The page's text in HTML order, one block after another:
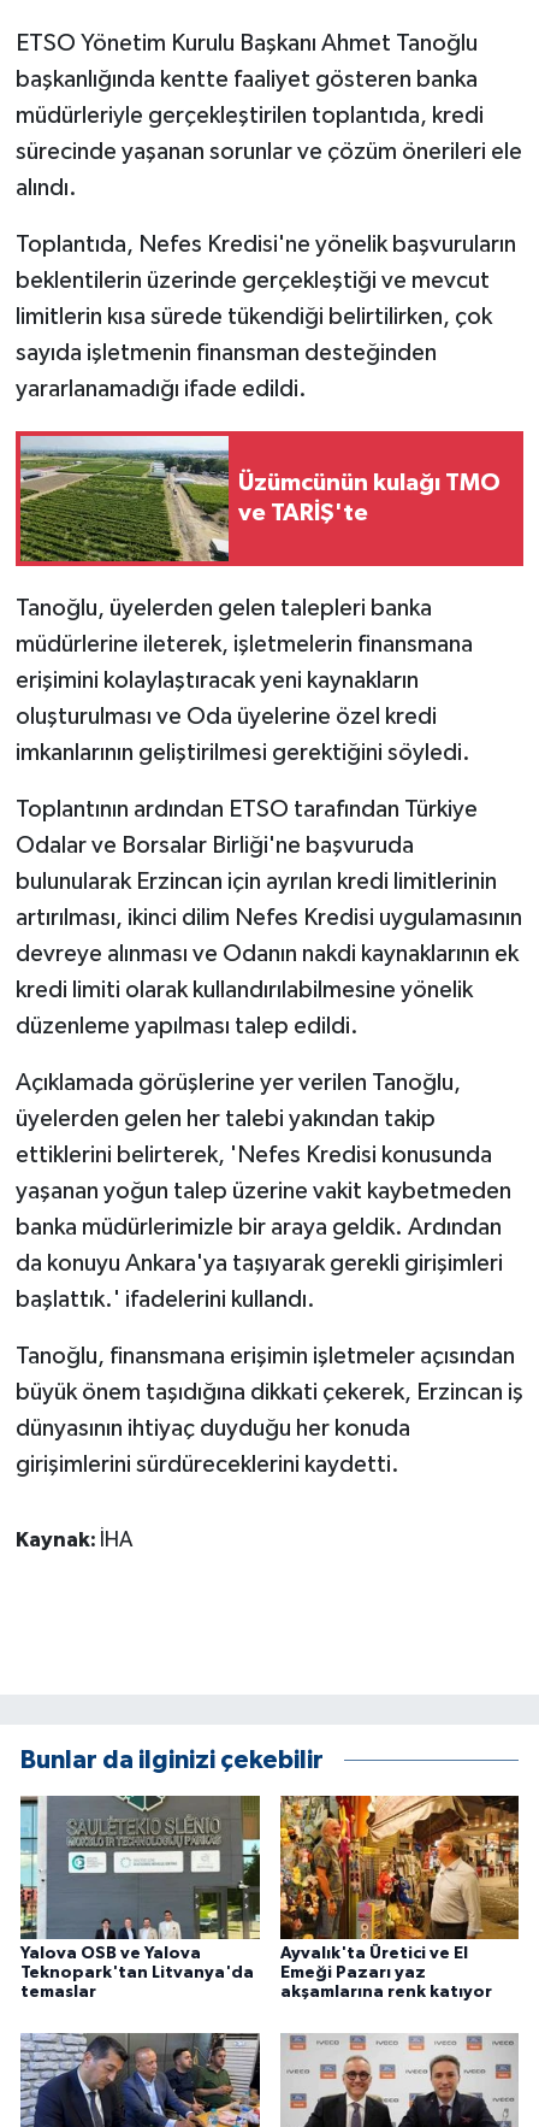
ETSO Yönetim Kurulu Başkanı Ahmet Tanoğlu
başkanlığında kentte faaliyet gösteren banka
müdürleriyle gerçekleştirilen toplantıda, kredi
sürecinde yaşanan sorunlar ve çözüm önerileri ele
alındı.
Toplantıda, Nefes Kredisi'ne yönelik başvuruların
beklentilerin üzerinde gerçekleştiği ve mevcut
limitlerin kısa sürede tükendiği belirtilirken, çok
sayıda işletmenin finansman desteğinden
yararlanamadığı ifade edildi.
Üzümcünün kulağı TMO
ve TARİŞ'te
Tanoğlu, üyelerden gelen talepleri banka
müdürlerine ileterek, işletmelerin finansmana
erişimini kolaylaştıracak yeni kaynakların
oluşturulması ve Oda üyelerine özel kredi
imkanlarının geliştirilmesi gerektiğini söyledi.
Toplantının ardından ETSO tarafından Türkiye
Odalar ve Borsalar Birliği'ne başvuruda
bulunularak Erzincan için ayrılan kredi limitlerinin
artırılması, ikinci dilim Nefes Kredisi uygulamasının
devreye alınması ve Odanın nakdi kaynaklarının ek
kredi limiti olarak kullandırılabilmesine yönelik
düzenleme yapılması talep edildi.
Açıklamada görüşlerine yer verilen Tanoğlu,
üyelerden gelen her talebi yakından takip
ettiklerini belirterek, 'Nefes Kredisi konusunda
yaşanan yoğun talep üzerine vakit kaybetmeden
banka müdürlerimizle bir araya geldik. Ardından
da konuyu Ankara'ya taşıyarak gerekli girişimleri
başlattık.' ifadelerini kullandı.
Tanoğlu, finansmana erişimin işletmeler açısından
büyük önem taşıdığına dikkati çekerek, Erzincan iş
dünyasının ihtiyaç duyduğu her konuda
girişimlerini sürdüreceklerini kaydetti.
Kaynak: İHA
Bunlar da ilginizi çekebilir
Yalova OSB ve Yalova
Teknopark'tan Litvanya'da
temaslar
Ayvalık'ta Üretici ve El
Emeği Pazarı yaz
akşamlarına renk katıyor
GÜNDEM
Güvenlik
İNSAN
Jandarma
Kadın
KÜLTÜR SANAT
Otomobil
Sağlık
SİYASET
SPOR HABERLERİ
TEKNOLOJİ
ÜLKE GÜNDEMİ
YAŞAM
YEREL
Yerel Haberler